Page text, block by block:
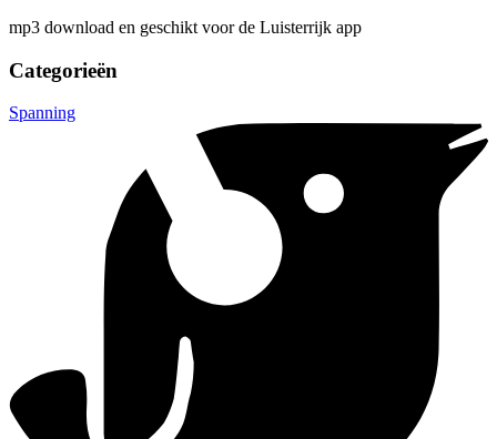
mp3 download en geschikt voor de Luisterrijk app
Categorieën
Spanning